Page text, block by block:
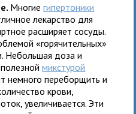
Многиегипертоники
лекарство для
расширяет сосуды.
«горячительных»
Небольшая доза и
микстурой
немного переборщить и
крови,
увеличивается. Эти